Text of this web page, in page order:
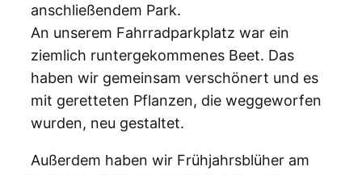
anschließendem Park.
An unserem Fahrradparkplatz war ein
ziemlich runtergekommenes Beet. Das
haben wir gemeinsam verschönert und es
mit geretteten Pflanzen, die weggeworfen
wurden, neu gestaltet.
Außerdem haben wir Frühjahrsblüher am